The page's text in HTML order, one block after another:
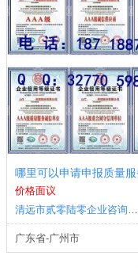
价格面议
清远市贰零陆零企业咨询有限公司
广东省-广州市